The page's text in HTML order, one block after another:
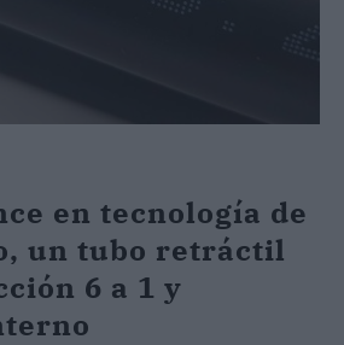
en tecnología de
un tubo retráctil
6 a 1 y